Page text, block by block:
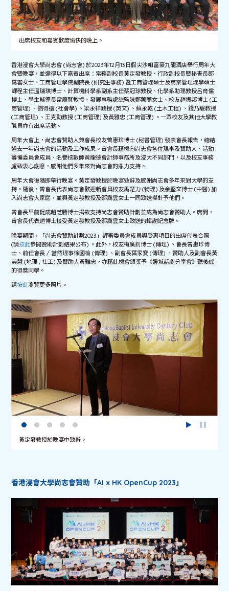
出席校友和嘉賓歡度愉快的晚上。
香港浸會大學尚志會 (尚志會) 於2023年12月13日假尖沙咀富豪九龍酒店舉行周年大
會暨晚宴，並邀得以下嘉賓出席：常務副校長黃定發教授、行政副校長暨秘書長鄒
靄雲女士、工商管理學院副院長 (研究生事務) 暨工商管理碩士及商業管理理學碩士
課程主任溫瑞琪博士、計算機科學系副系主任蔡冠球教授、化學系助理教授呂育儒
博士、學生輔導長霍廣賢教授、發展事務處總監陳鄭蕙蘭女士、校友趙振邦博士 (工
商管理) 、劉得還 (社會學) 、梁永祥教授 (英文) 、蘇永乾 (土木工程) 、錢乃駿教授
(工商管理) 、王克勤教授 (工商管理) 及黃雅忠 (工商管理) 。一眾校友及其他大學教
職員亦有出席活動。
周年大會上，尚志會贊助人兼會長校友曾惠珍博士 (秘書管理) 發表會長報告，總結
過去一年尚志會的活動及工作成果。曾會長藉機向尚志會各位理事及贊助人、活動
籌備委員會成員、名譽核數師黃龍德會計師事務所及浸大不同部門，以及校友事務
處致衷心謝意，感謝他們多年來對尚志會的鼎力支持。
周年大會後隨即舉行晚宴。黃定發教授於晚宴致辭及感謝尚志會多年來對大學的支
持。隨後，曾會長代表尚志會歡迎新會員校友馬楚力 (物理) 及余堅文博士 (中醫) 加
入尚志會大家庭，並與黃定發教授及鄒靄雲女士一同致送襟針予他們。
曾會長早前促成趙芝勝博士捐款支持尚志會贊助計劃並成為尚志會贊助人。席間，
曾會長代表趙博士接受黃定發教授及鄒靄雲女士致送的銘謝紀念牌。
晚宴期間，「尚志會贊助計劃2023」評審委員會成員與受惠項目的出席代表合照
(請按此參閱贊助計劃結果公布) 。此外，校友梅廣釗博士 (傳理) 、會長曾惠珍博
士、前任會長 / 當然理事徐國榆 (傳理) 、副會長葉家寶 (傳理) 、贊助人及副會長黃
美慧 (地理 ; 社工) 及贊助人黃雅忠，亦藉此機會頒獎予《邊城話劇分享會》聽後感
的得獎同學。
請按此瀏覽更多照片。
黃定發教授於晚宴中致辭。
香港浸會大學尚志會贊助「AI x HK OpenCup 2023」